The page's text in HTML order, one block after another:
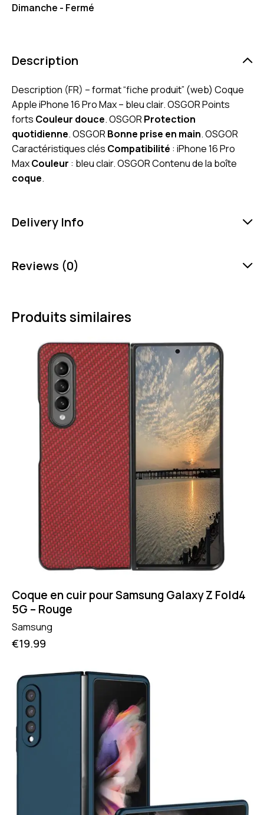
Dimanche - Fermé
Description
Description (FR) – format “fiche produit” (web) Coque
Apple iPhone 16 Pro Max – bleu clair. OSGOR Points
forts Couleur douce. OSGORProtection
quotidienne. OSGORBonne prise en main. OSGOR
Caractéristiques clés Compatibilité : iPhone 16 Pro
MaxCouleur : bleu clair. OSGOR Contenu de la boîte
coque.
Delivery Info
Reviews (0)
Produits similaires
Coque en cuir pour Samsung Galaxy Z Fold4
5G – Rouge
Samsung
€19.99